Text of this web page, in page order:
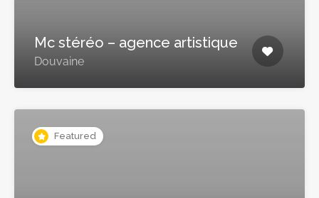
Mc stéréo – agence artistique
Douvaine
Featured